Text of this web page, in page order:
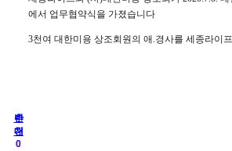
에서 업무협약식을 가졌습니다
3천여 대한미용 상조회원의 애.경사를 세종라이
추
천
0
반
대
0